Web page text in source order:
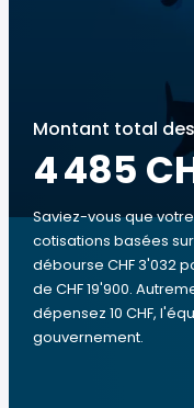
Montant total
4 485
Saviez-vous que
cotisations basées
débourse CHF 3'032
de CHF 19'900.
dépensez 10 CHF,
gouvernement.